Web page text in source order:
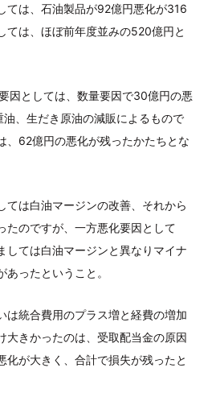
ては、石油製品が92億円悪化が316
ては、ほぼ前年度並みの520億円と
因としては、数量要因で30億円の悪
、生だき原油の減販によるもので
、62億円の悪化が残ったかたちとな
ては白油マージンの改善、それから
たのですが、一方悪化要因として
しては白油マージンと異なりマイナ
ったということ。
は統合費用のプラス増と経費の増加
大きかったのは、受取配当金の原因
化が大きく、合計で損失が残ったと